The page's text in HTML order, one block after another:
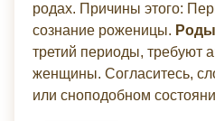
родах. Причины этого:
сознание роженицы. Роды
третий периоды, требуют
женщины. Согласитесь,
или сноподобном